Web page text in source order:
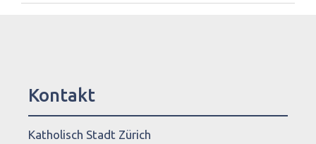
Kontakt
Katholisch Stadt Zürich